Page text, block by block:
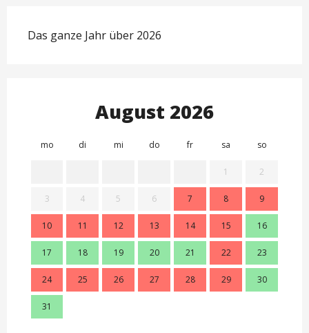
Das ganze Jahr über 2026
August 2026
mo di mi do fr sa so
1 2
3 4 5 6 7 8 9
10 11 12 13 14 15 16
17 18 19 20 21 22 23
24 25 26 27 28 29 30
31